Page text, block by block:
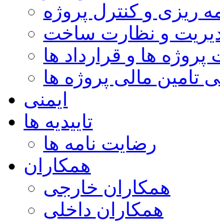
ریزی و کنترل پروژه
و نظارت ساخت
پروژه ها و قرارداد ها
تامین مالی پروژه ها
ایمنی
تاییدیه ها
رضایت نامه ها
همکاران
همکاران خارجی
همکاران داخلی